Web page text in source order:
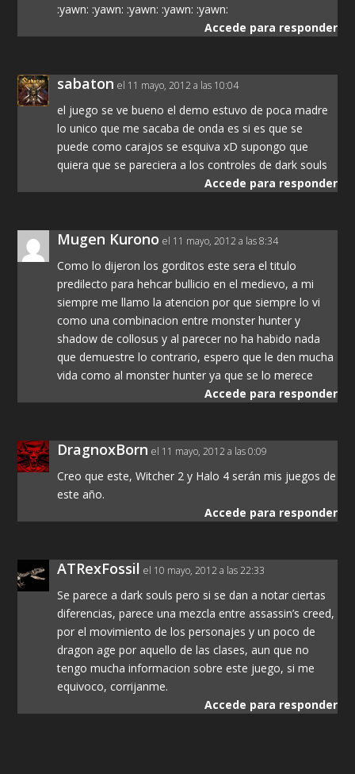
:yawn: :yawn: :yawn: :yawn: :yawn:
Accede para responder
sabaton el 11 mayo, 2012 a las 10:04
el juego se ve bueno el demo estuvo de poca madre
lo unico que me sacaba de onda es si es que se
puede como carajos se esquiva xD supongo que
quiera que se pareciera a los controles de dark souls
Accede para responder
Mugen Kurono el 11 mayo, 2012 a las 8:34
Como lo dijeron los gorditos este sera el titulo
predilecto para hehcar bullicio en el medievo, a mi
siempre me llamo la atencion por que siempre lo vi
como una combinacion entre monster hunter y
shadow de collosus y al parecer no ha habido nada
que demuestre lo contrario, espero que le den mucha
vida como al monster hunter ya que se lo merece
Accede para responder
DragnoxBorn el 11 mayo, 2012 a las 0:09
Creo que este, Witcher 2 y Halo 4 serán mis juegos de
este año.
Accede para responder
ATRexFossil el 10 mayo, 2012 a las 22:33
Se parece a dark souls pero si se dan a notar ciertas
diferencias, parece una mezcla entre assassin’s creed,
por el movimiento de los personajes y un poco de
dragon age por aquello de las clases, aun que no
tengo mucha informacion sobre este juego, si me
equivoco, corrijanme.
Accede para responder